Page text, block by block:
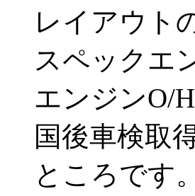
レイアウト
スペックエ
エンジン
国後車検取
ところです。